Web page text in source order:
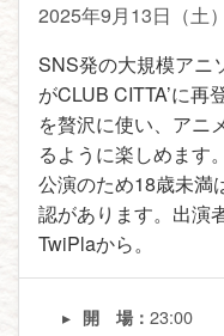
2025年9月13日（土）
SNS発の大規模アニ
がCLUB CITTA’に再
を贅沢に使い、アニ
るように楽しめます
公演のため18歳未満
認があります。出演
TwiPlaから。
開 場：23:00